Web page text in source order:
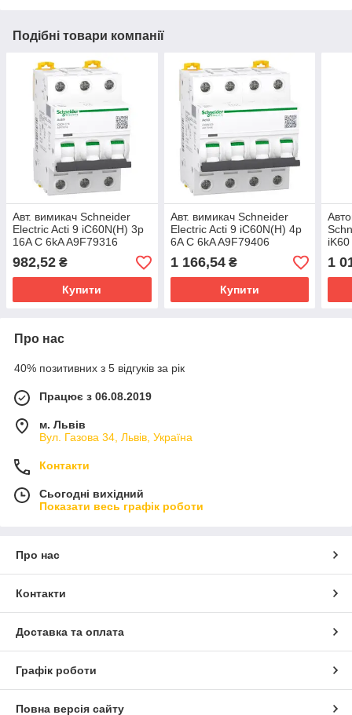
Подібні товари компанії
Авт. вимикач Schneider
Electric Acti 9 iC60N(H) 3p
16A C 6kA A9F79316
982,52 ₴
Купити
Авт. вимикач Schneider
Electric Acti 9 iC60N(H) 4p
6A C 6kA A9F79406
1 166,54₴
Купити
1
Про нас
40% позитивних з 5 відгуків за рік
Працює з 06.08.2019
м. Львів
Вул. Газова 34, Львів, Україна
Контакти
Сьогодні вихідний
Показати весь графік роботи
Про нас
Контакти
Доставка та оплата
Графік роботи
Повна версія сайту